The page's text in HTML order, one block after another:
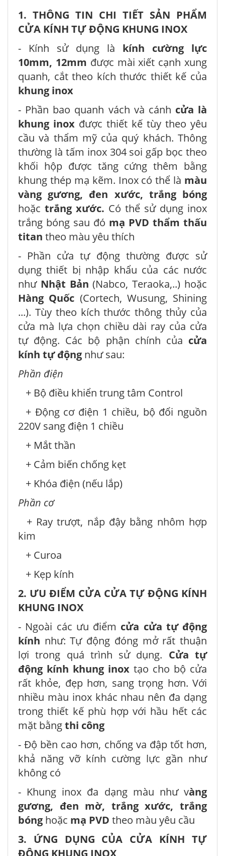
1. THÔNG TIN CHI TIẾT SẢN PHẨM
CỬA KÍNH TỰ ĐỘNG KHUNG INOX
- Kính sử dụng là kính cường lực
10mm, 12mm được mài xiết cạnh xung
quanh, cắt theo kích thước thiết kế của
khung inox
- Phần bao quanh vách và cánh cửa là
khung inox được thiết kế tùy theo yêu
cầu và thẩm mỹ của quý khách. Thông
thường là tấm inox 304 soi gấp bọc theo
khối hộp được tăng cứng thêm bằng
khung thép mạ kẽm. Inox có thể là màu
vàng gương, đen xước, trắng bóng
hoặc trắng xước. Có thể sử dụng inox
trắng bóng sau đó mạ PVD thẩm thấu
titan theo màu yêu thích
- Phần cửa tự động thường được sử
dụng thiết bị nhập khẩu của các nước
như Nhật Bản (Nabco, Teraoka,..) hoặc
Hàng Quốc (Cortech, Wusung, Shining
...). Tùy theo kích thước thông thủy của
cửa mà lựa chọn chiều dài ray của cửa
tự động. Các bộ phận chính của cửa
kính tự động như sau:
Phần điện
+ Bộ điều khiển trung tâm Control
+ Động cơ điện 1 chiều, bộ đổi nguồn
220V sang điện 1 chiều
+ Mắt thần
+ Cảm biến chống kẹt
+ Khóa điện (nếu lắp)
Phần cơ
+ Ray trượt, nắp đậy bằng nhôm hợp
kim
+ Curoa
+ Kẹp kính
2. ƯU ĐIỂM CỬA CỬA TỰ ĐỘNG KÍNH
KHUNG INOX
- Ngoài các ưu điểm cửa cửa tự động
kính như: Tự động đóng mở rất thuận
lợi trong quá trình sử dụng. Cửa tự
động kính khung inox tạo cho bộ cửa
rất khỏe, đẹp hơn, sang trọng hơn. Với
nhiều màu inox khác nhau nên đa dạng
trong thiết kế phù hợp với hầu hết các
mặt bằngthi công
- Độ bền cao hơn, chống va đập tốt hơn,
khả năng vỡ kính cường lực gần như
không có
- Khung inox đa dạng màu như vàng
gương, đen mờ, trắng xước, trắng
bóng hoặc mạ PVD theo màu yêu cầu
3. ỨNG DỤNG CỦA CỬA KÍNH TỰ
ĐỘNG KHUNG INOX